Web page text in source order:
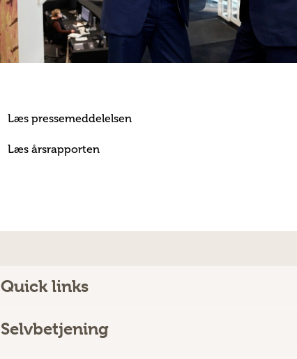
Læs pressemeddelelsen
Læs årsrapporten
Quick links
Selvbetjening